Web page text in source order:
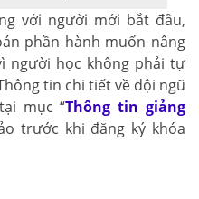
với người mới bắt đầu,
phần hành muốn nâng
người học không phải tự
tin chi tiết về đội ngũ
mục “Thông tin giảng
trước khi đăng ký khóa